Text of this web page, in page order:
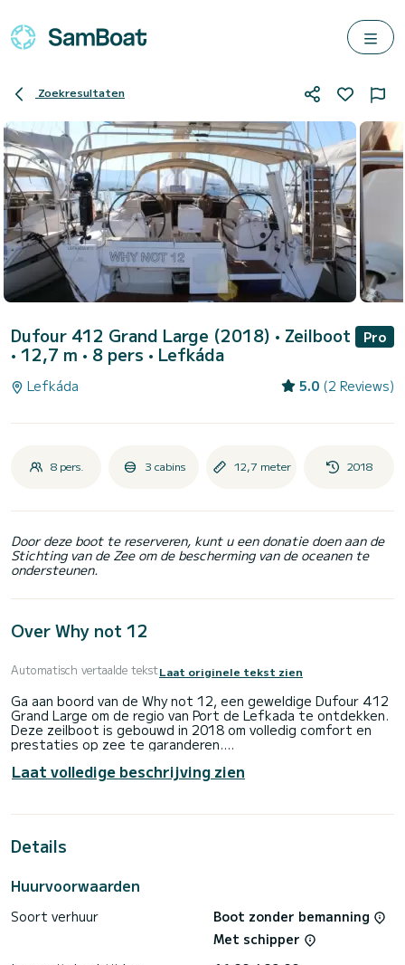
Zoekresultaten
Dufour 412 Grand Large (2018) • Zeilboot
• 12,7 m • 8 pers • Lefkáda
Pro
Lefkáda 5.0 (2 Reviews)
8 pers. 3 cabins 12,7 meter 2018
Door deze boot te reserveren, kunt u een donatie doen aan de
Stichting van de Zee om de bescherming van de oceanen te
ondersteunen.
Over Why not 12
Automatisch vertaalde tekstLaat originele tekst zien
Ga aan boord van de Why not 12, een geweldige Dufour 412
Grand Large om de regio van Port de Lefkada te ontdekken.
Deze zeilboot is gebouwd in 2018 om volledig comfort en
prestaties op zee te garanderen.
De boot heeft 3 volledig uitgeruste hut(ten) en een
capaciteit van 8 personen. Met een totale lengte van 13
vakantie op het water door te brengen in de omgeving van
Furling genua. Het heeft de volgende uitrusting:
Automatische piloot, Buitenboordmotor, Dekdouche,
Laat volledige beschrijving zien
Details
Huurvoorwaarden
Soort verhuur
Boot zonder bemanning
Met schipper